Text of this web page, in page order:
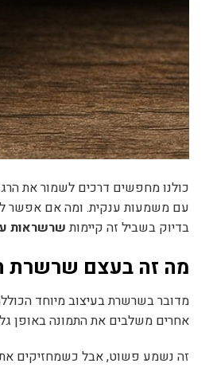
כולנו מחפשים דרכים לשמור את
עם משמעות ענקית. ומה אם אפשר
בדיוק בשביל זה קיימותשרשראות
מה זה בעצם שרשרת
מדובר בשרשרת בעיצוב מיוחד
אחרים משלבים את התמונה באופן
זה נשמע פשוט, אבל כשמחזיקים